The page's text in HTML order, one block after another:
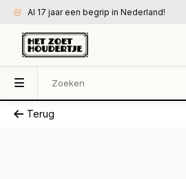
Al 17 jaar een begrip in Nederland!
Terug